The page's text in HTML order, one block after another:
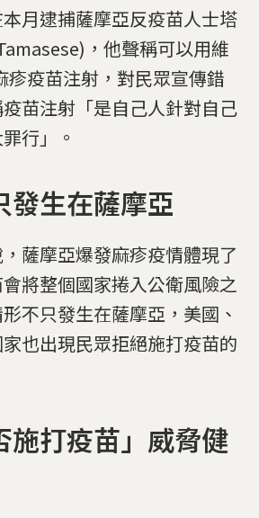
月逮捕薩摩亞反疫苗人士塔
，他聲稱可以用維
疹疫苗注射，對民眾宣傳錯
苗注射「是自己人針對自己
行」。
發生在薩摩亞
薩摩亞爆發麻疹疫情體現了
將整個國家捲入公衛風險之
不只發生在薩摩亞，美國、
也出現民眾拒絕施打疫苗的
施打疫苗」威脅健